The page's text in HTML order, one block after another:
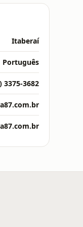
Itaberaí
Português
3375-3682